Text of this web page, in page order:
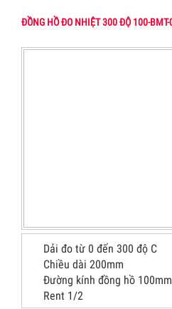
ĐỒNG HỒ ĐO NHIỆT 300 ĐỘ 100-
Dải đo từ 0 đến 300 độ C
Chiều dài 200mm
Đường kính đồng hồ 100mm
Rent 1/2